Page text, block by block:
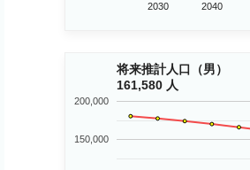
2030
2040
将来推計人口（男）
161,580 人
150,000
200,000